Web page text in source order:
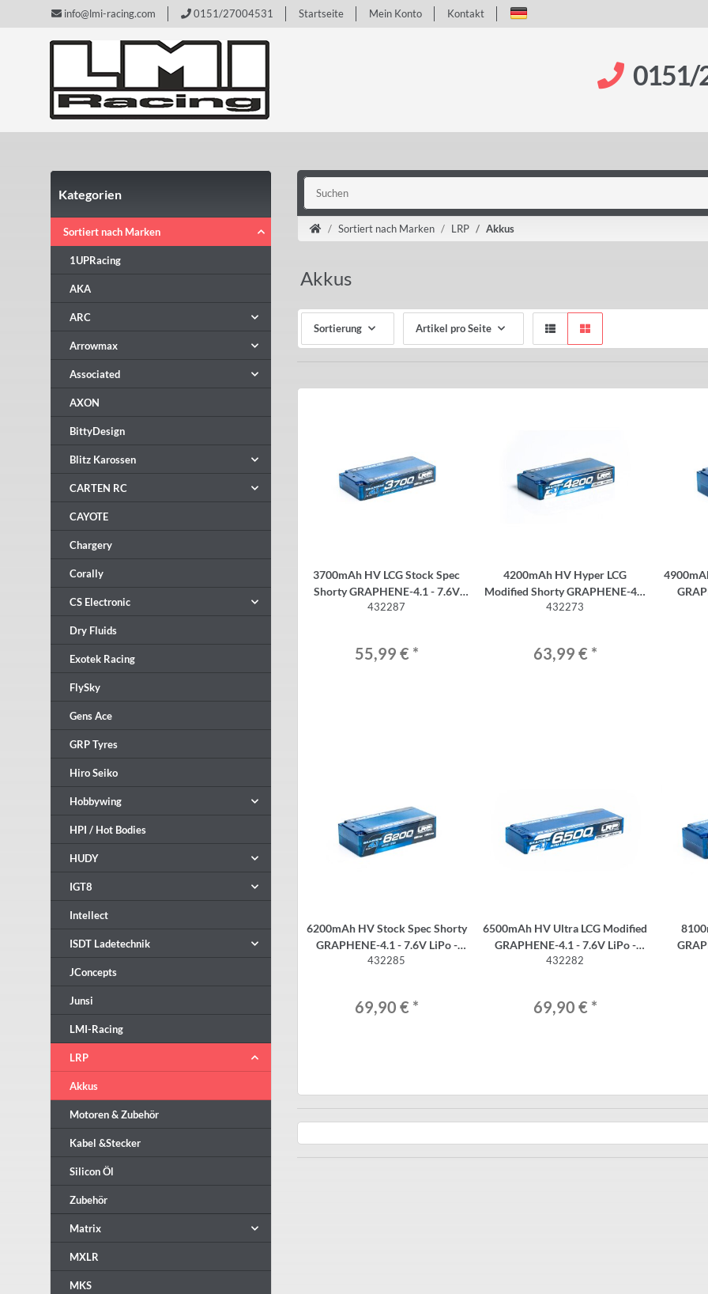
info@lmi-racing.com 0151/27004531 Startseite Mein Konto Kontakt
0151/
Sortiert nach Marken LRP Akkus
Akkus
Sortierung Artikel pro Seite
3700mAh HV LCG Stock Spec
Shorty GRAPHENE-4.1 - 7.6V
LiPo - 135C/65C
432287
55,99 € *
4200mAh HV Hyper LCG
Modified Shorty GRAPHENE-4.1
- 7.6V LiPo - 120C/60C
432273
63,99 € *
6200mAh HV Stock Spec Shorty
GRAPHENE-4.1 - 7.6V LiPo -
135C/65C
432285
69,90 € *
6500mAh HV Ultra LCG Modified
GRAPHENE-4.1 - 7.6V LiPo -
120C/60C
432282
69,90 € *
Kategorien
Sortiert nach Marken
1UPRacing
AKA
ARC
Arrowmax
Associated
AXON
BittyDesign
Blitz Karossen
CARTEN RC
CAYOTE
Chargery
Corally
CS Electronic
Dry Fluids
Exotek Racing
FlySky
Gens Ace
GRP Tyres
Hiro Seiko
Hobbywing
HPI / Hot Bodies
HUDY
IGT8
Intellect
ISDT Ladetechnik
JConcepts
Junsi
LMI-Racing
LRP
Akkus
Motoren & Zubehör
Kabel &Stecker
Silicon Öl
Zubehör
Matrix
MXLR
MKS